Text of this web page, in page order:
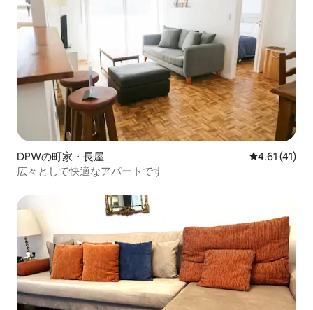
DPWの町家・長屋 レビュー41
4.61 (41)
広々として快適なアパートです